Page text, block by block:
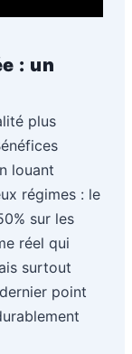
: un
plus
louant
régimes : le
sur les
réel qui
surtout
point